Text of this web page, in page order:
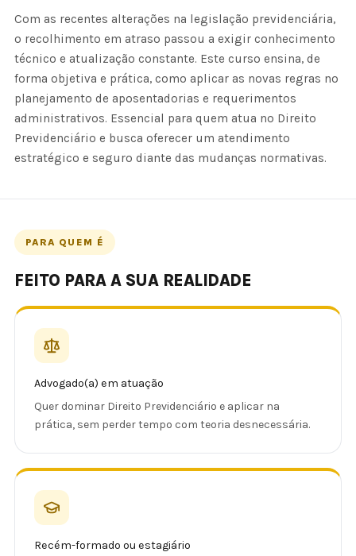
Com as recentes alterações na legislação previdenciária,
o recolhimento em atraso passou a exigir conhecimento
técnico e atualização constante. Este curso ensina, de
forma objetiva e prática, como aplicar as novas regras no
planejamento de aposentadorias e requerimentos
administrativos. Essencial para quem atua no Direito
Previdenciário e busca oferecer um atendimento
estratégico e seguro diante das mudanças normativas.
PARA QUEM É
FEITO PARA A SUA REALIDADE
Advogado(a) em atuação
Quer dominar Direito Previdenciário e aplicar na
prática, sem perder tempo com teoria desnecessária.
Recém-formado ou estagiário